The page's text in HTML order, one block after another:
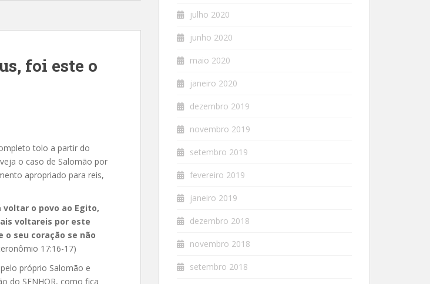
foi este o
tolo a partir do
o caso de Salomão por
apropriado para reis,
o povo ao Egito,
voltareis por este
o seu coração se não
17:16-17)
próprio Salomão e
do SENHOR, como fica
julho 2020
junho 2020
maio 2020
janeiro 2020
dezembro 2019
novembro 2019
setembro 2019
fevereiro 2019
janeiro 2019
dezembro 2018
novembro 2018
setembro 2018